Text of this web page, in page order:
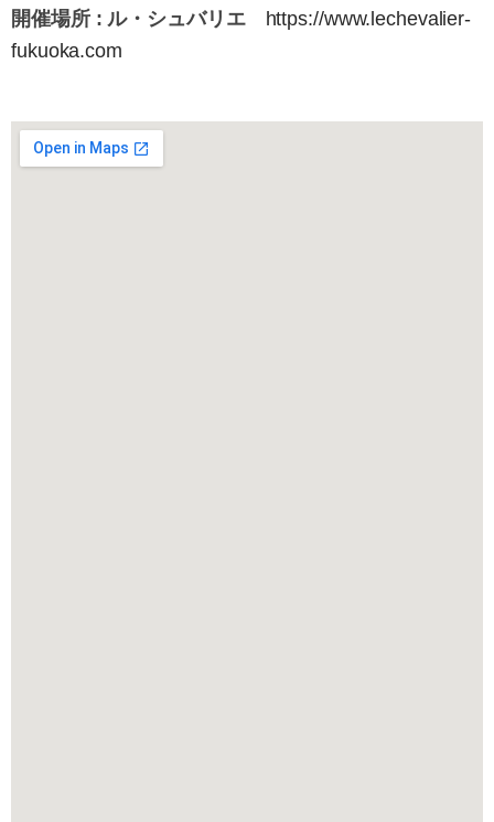
開催場所 : ル・シュバリエ
https://www.lechevalier-
fukuoka.com